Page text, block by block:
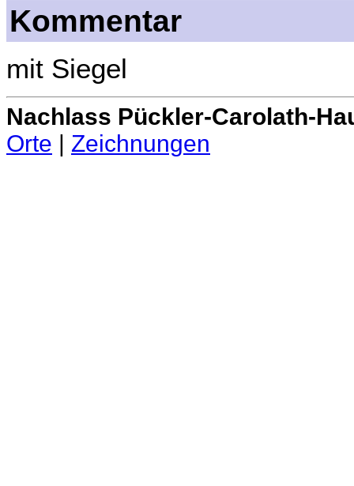
Kommentar
mit Siegel
Nachlass Pückler-Carolath-
Orte | Zeichnungen